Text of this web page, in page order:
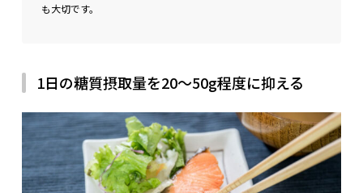
も大切です。
1日の糖質摂取量を20〜50g程度に抑える